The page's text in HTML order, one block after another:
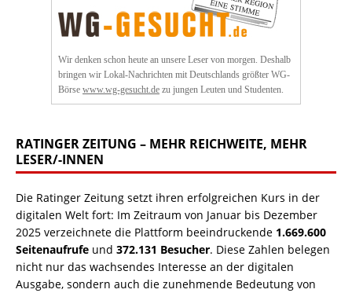
Wir denken schon heute an unsere Leser von morgen. Deshalb
bringen wir Lokal-Nachrichten mit Deutschlands größter WG-
Börse www.wg-gesucht.de zu jungen Leuten und Studenten.
RATINGER ZEITUNG – MEHR REICHWEITE, MEHR
LESER/-INNEN
Die Ratinger Zeitung setzt ihren erfolgreichen Kurs in der
digitalen Welt fort: Im Zeitraum von Januar bis Dezember
2025 verzeichnete die Plattform beeindruckende 1.669.600
Seitenaufrufe und 372.131 Besucher. Diese Zahlen belegen
nicht nur das wachsendes Interesse an der digitalen
Ausgabe, sondern auch die zunehmende Bedeutung von